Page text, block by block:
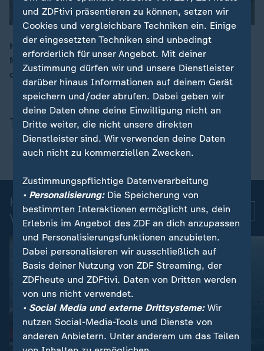
00:16
Harry-Potter-Star Tom Felton, bekannt als Draco
Malfoy, ist Glücksbringer für das chinesische Neujahr,
das bald beginnt - und das Dank seines Namens.
Thema
China
Kurznachrichten: Aktuelle
Videos
Mehr
und ZDFtivi präsentieren zu können, setzen wir
Cookies und vergleichbare Techniken ein. Einige
der eingesetzten Techniken sind unbedingt
erforderlich für unser Angebot. Mit deiner
Zustimmung dürfen wir und unsere Dienstleister
darüber hinaus Informationen auf deinem Gerät
speichern und/oder abrufen. Dabei geben wir
deine Daten ohne deine Einwilligung nicht an
Dritte weiter, die nicht unsere direkten
Dienstleister sind. Wir verwenden deine Daten
auch nicht zu kommerziellen Zwecken.
Zustimmungspflichtige Datenverarbeitung
• Personalisierung:Die Speicherung von
bestimmten Interaktionen ermöglicht uns, dein
Erlebnis im Angebot des ZDF an dich anzupassen
und Personalisierungsfunktionen anzubieten.
Dabei personalisieren wir ausschließlich auf
Basis deiner Nutzung von ZDF Streaming, der
ZDFheute und ZDFtivi. Daten von Dritten werden
von uns nicht verwendet.
• Social Media und externe Drittsysteme:Wir
nutzen Social-Media-Tools und Dienste von
anderen Anbietern. Unter anderem um das Teilen